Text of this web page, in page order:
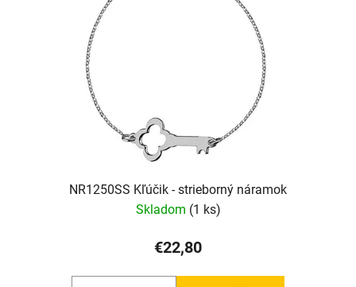
NR1250SS Kľúčik - strieborný náramok
Skladom (1 ks)
€22,80